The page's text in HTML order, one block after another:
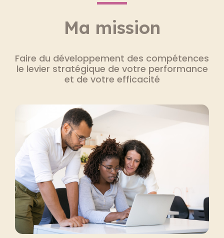
Ma mission
Faire du développement des compétences
le levier stratégique de votre performance
et de votre efficacité